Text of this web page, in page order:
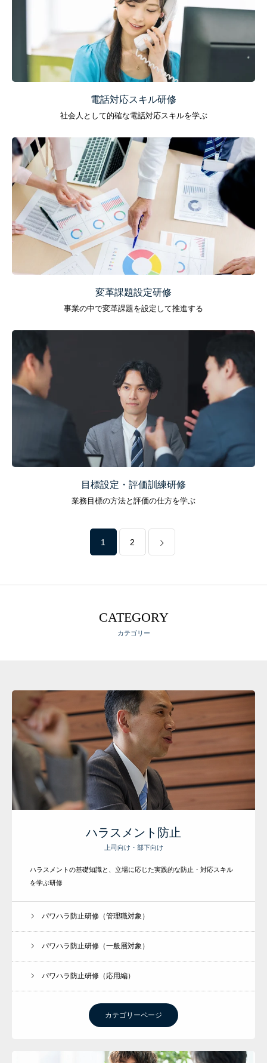
電話対応スキル研修
社会人として的確な電話対応スキルを学ぶ
変革課題設定研修
事業の中で変革課題を設定して推進する
目標設定・評価訓練研修
業務目標の方法と評価の仕方を学ぶ
1 2
CATEGORY
カテゴリー
ハラスメント防止
上司向け・部下向け
ハラスメントの基礎知識と、立場に応じた実践的な防止・対応スキル
を学ぶ研修
パワハラ防止研修（管理職対象）
パワハラ防止研修（一般層対象）
パワハラ防止研修（応用編）
カテゴリーページ
研修メニュー
会社案内
BLOG